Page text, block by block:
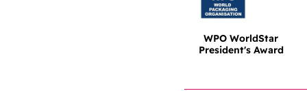
WPO WorldStar
President's Award